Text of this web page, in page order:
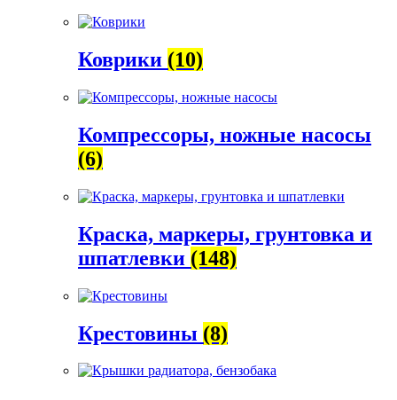
Коврики (10)
Компрессоры, ножные насосы
(6)
Краска, маркеры, грунтовка и
шпатлевки (148)
Крестовины (8)